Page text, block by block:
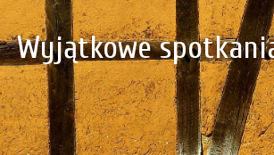
Wyjątkowe